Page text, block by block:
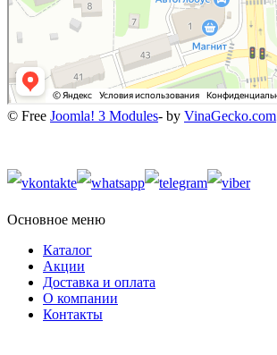
© Free Joomla! 3 Modules- by VinaGecko.com
Основное меню
Каталог
Акции
Доставка и оплата
О компании
Контакты